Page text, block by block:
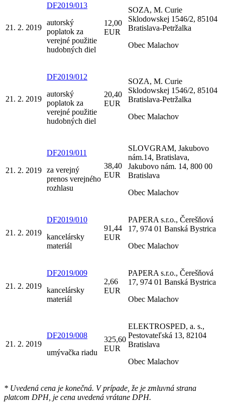
21. 2. 2019
DF2019/013
autorský
poplatok za
verejné použitie
hudobných diel
12,00
EUR
SOZA, M. Curie
Sklodowskej 1546/2, 85104
Bratislava-Petržalka
Obec Malachov
21. 2. 2019
DF2019/012
autorský
poplatok za
verejné použitie
hudobných diel
20,40
EUR
SOZA, M. Curie
Sklodowskej 1546/2, 85104
Bratislava-Petržalka
Obec Malachov
21. 2. 2019
DF2019/011
za verejný
prenos verejného
rozhlasu
38,40
EUR
SLOVGRAM, Jakubovo
nám.14, Bratislava,
Jakubovo nám. 14, 800 00
Bratislava
Obec Malachov
21. 2. 2019
DF2019/010
kancelársky
materiál
91,44
EUR
PAPERA s.r.o., Čerešňová
17, 974 01 Banská Bystrica
Obec Malachov
21. 2. 2019
DF2019/009
kancelársky
materiál
2,66
EUR
PAPERA s.r.o., Čerešňová
17, 974 01 Banská Bystrica
Obec Malachov
21. 2. 2019
DF2019/008
umývačka riadu
325,60
EUR
ELEKTROSPED, a. s.,
Pestovateľská 13, 82104
Bratislava
Obec Malachov
* Uvedená cena je konečná. V prípade, že je zmluvná strana
platcom DPH, je cena uvedená vrátane DPH.